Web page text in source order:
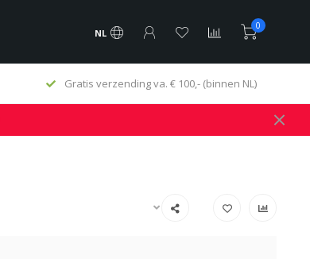
NL
0
Gratis verzending va. € 100,- (binnen NL)